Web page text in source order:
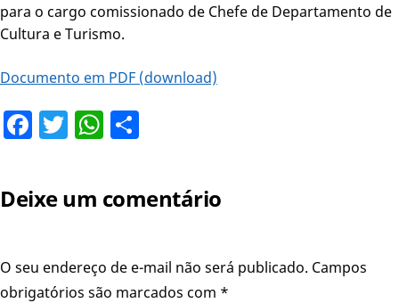
para o cargo comissionado de Chefe de Departamento de
Cultura e Turismo.
Documento em PDF (download)
Facebook
TwitterWhatsApp
Deixe um comentário
O seu endereço de e-mail não será publicado. Campos
obrigatórios são marcados com *